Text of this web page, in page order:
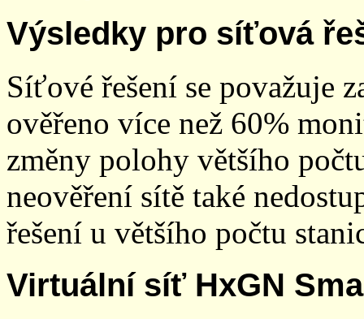
Výsledky pro síťová
Síťové řešení se považuje
ověřeno více než 60%
změny polohy většího
neověření sítě také
řešení u většího počtu
Virtuální síť HxGN